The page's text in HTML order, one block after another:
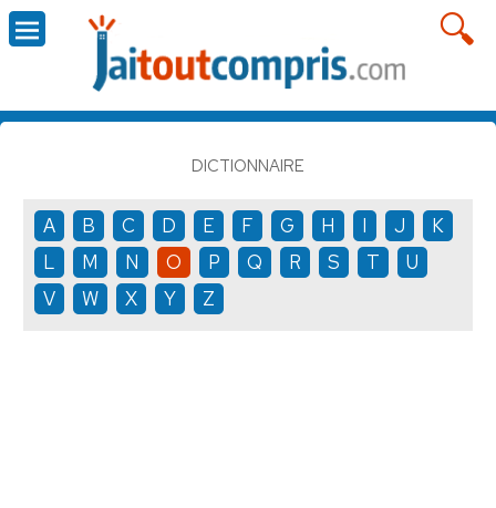
DICTIONNAIRE
A B C D E F G H I J
K
L
M N O P Q R S T
U
V
W X Y Z